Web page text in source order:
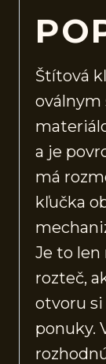
Štítová
oválnym
a je
má
kľučka
Je to len
rozteč,
otvoru si
ponuky.